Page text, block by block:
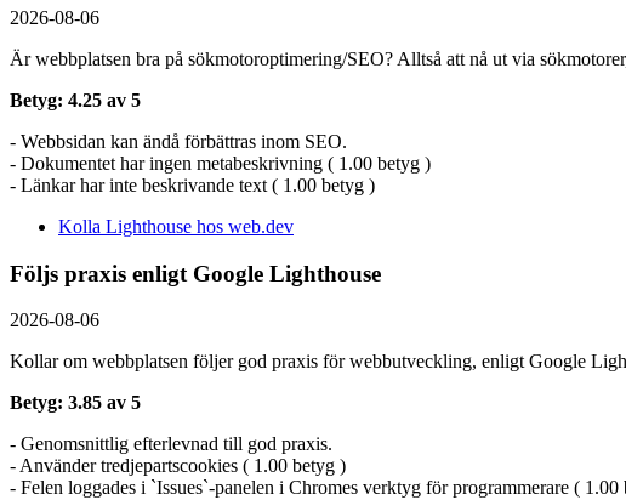
2026-08-06
Är webbplatsen bra på sökmotoroptimering/SEO? Alltså att nå ut via
Betyg: 4.25 av 5
- Webbsidan kan ändå förbättras inom SEO.
- Dokumentet har ingen metabeskrivning ( 1.00 betyg )
- Länkar har inte beskrivande text ( 1.00 betyg )
Kolla Lighthouse hos web.dev
Följs praxis enligt Google Lighthouse
2026-08-06
Kollar om webbplatsen följer god praxis för webbutveckling, enligt Google
Betyg: 3.85 av 5
- Genomsnittlig efterlevnad till god praxis.
- Använder tredjepartscookies ( 1.00 betyg )
- Felen loggades i `Issues`-panelen i Chromes verktyg för programmerare ( 1.00